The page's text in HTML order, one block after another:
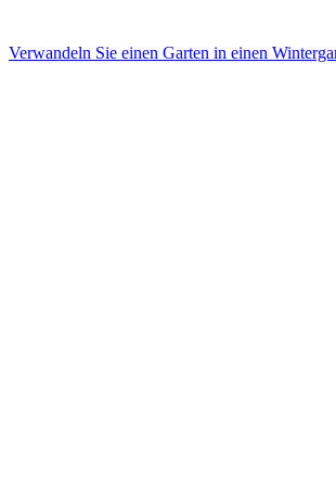
Verwandeln Sie einen Garten in einen